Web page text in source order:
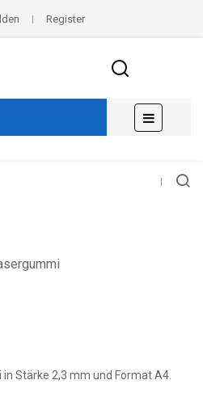
Register
der
☰
Stärke 2,3 mm und Format A4.